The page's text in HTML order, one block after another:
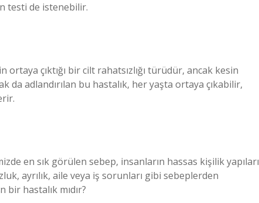
testi de istenebilir.
çıktığı bir cilt rahatsızlığı türüdür, ancak kesin
da adlandırılan bu hastalık, her yaşta ortaya çıkabilir,
en sık görülen sebep, insanların hassas kişilik yapıları
ayrılık, aile veya iş sorunları gibi sebeplerden
hastalık mıdır?